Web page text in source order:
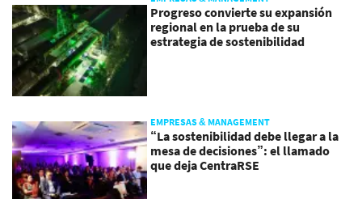
Progreso convierte su expansión
regional en la prueba de su
estrategia de sostenibilidad
EMPRESAS & MANAGEMENT
“La sostenibilidad debe llegar a la
mesa de decisiones”: el llamado
que deja CentraRSE